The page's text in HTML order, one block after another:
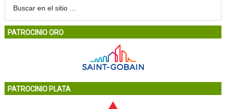
PATROCINIO ORO
PATROCINIO PLATA